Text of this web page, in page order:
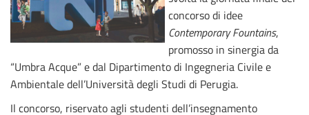
concorso di idee
Contemporary Fountains,
promosso in sinergia da
“Umbra Acque” e dal Dipartimento di Ingegneria Civile e
Ambientale dell’Università degli Studi di Perugia.
Il concorso, riservato agli studenti dell’insegnamento